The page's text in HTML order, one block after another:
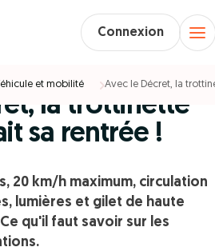
Connexion
et mobilité Avec le Décret, la
la trottinette
sa rentrée !
20 km/h maximum, circulation
lumières et gilet de haute
qu'il faut savoir sur les